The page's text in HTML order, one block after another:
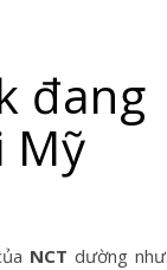
đang
Mỹ
NCT dường như